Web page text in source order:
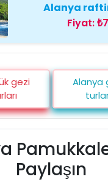
Alanya
Fiyat:
gezi
Alanya
Paylaşın